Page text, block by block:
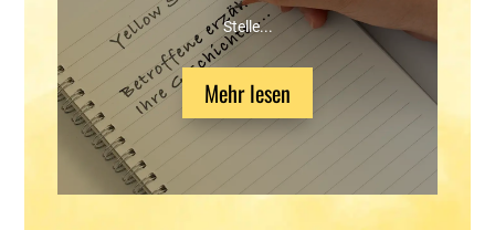
Stelle...
Mehr lesen